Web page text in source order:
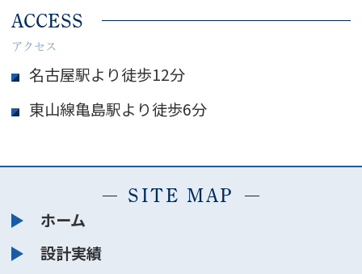
ACCESS
アクセス
名古屋駅より徒歩12分
東山線亀島駅より徒歩6分
SITE MAP
ホーム
設計実績